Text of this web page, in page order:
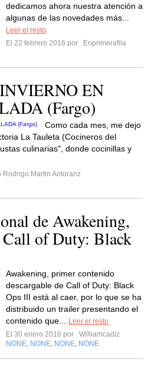
dedicamos ahora nuestra atención a
algunas de las novedades más...
Leer el resto
El 22 febrero 2016 por
Enprimerafila
EN
(Fargo)
Como cada mes, me dejo
La Tauleta (Cocineros del
culinarias", donde cocinillas y
Rodrigo Martin Antoranz
de Awakening,
of Duty: Black
Awakening, primer contenido
descargable de Call of Duty: Black
Ops III está al caer, por lo que se ha
distribuido un trailer presentando el
contenido que...
Leer el resto
El 30 enero 2016 por
Williamcadiz
NONE NONE NONE NONE